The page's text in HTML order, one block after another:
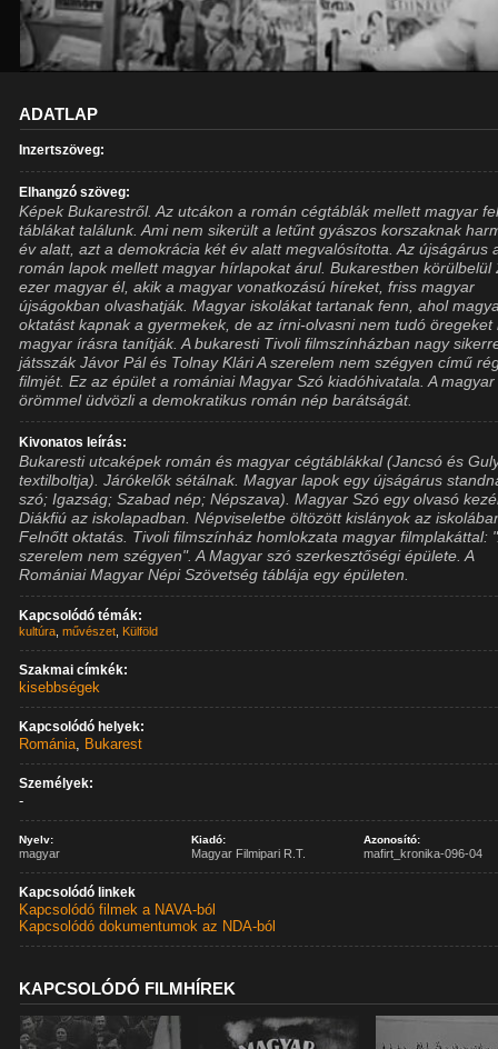
ADATLAP
Inzertszöveg:
Elhangzó szöveg:
Képek Bukarestről. Az utcákon a román cégtáblák mellett magyar
táblákat találunk. Ami nem sikerült a letűnt gyászos korszaknak
év alatt, azt a demokrácia két év alatt megvalósította. Az újságárus
román lapok mellett magyar hírlapokat árul. Bukarestben körülbelül
ezer magyar él, akik a magyar vonatkozású híreket, friss magyar
újságokban olvashatják. Magyar iskolákat tartanak fenn, ahol
oktatást kapnak a gyermekek, de az írni-olvasni nem tudó öregeket
magyar írásra tanítják. A bukaresti Tivoli filmszínházban nagy
játsszák Jávor Pál és Tolnay Klári A szerelem nem szégyen című
filmjét. Ez az épület a romániai Magyar Szó kiadóhivatala. A
örömmel üdvözli a demokratikus román nép barátságát.
Kivonatos leírás:
Bukaresti utcaképek román és magyar cégtáblákkal (Jancsó és
textilboltja). Járókelők sétálnak. Magyar lapok egy újságárus
szó; Igazság; Szabad nép; Népszava). Magyar Szó egy olvasó
Diákfiú az iskolapadban. Népviseletbe öltözött kislányok az
Felnőtt oktatás. Tivoli filmszínház homlokzata magyar filmplakáttal:
szerelem nem szégyen". A Magyar szó szerkesztőségi épülete. A
Romániai Magyar Népi Szövetség táblája egy épületen.
Kapcsolódó témák:
kultúra ,művészet Külföld
Szakmai címkék:
kisebbségek
Kapcsolódó helyek:
Románia, Bukarest
Személyek:
-
Nyelv:
magyar
Kiadó:
Magyar Filmipari R.T.
Azonosító:
mafirt_kronika-096-04
Kapcsolódó linkek
Kapcsolódó filmek a NAVA-ból
Kapcsolódó dokumentumok az NDA-ból
KAPCSOLÓDÓ FILMHÍREK